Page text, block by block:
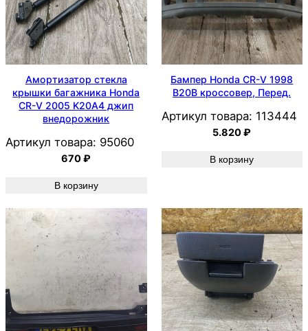
Амортизатор стекла
крышки багажника Honda
CR-V 2005 K20A4 джип
внедорожник
Артикул товара: 95060
670₽
В корзину
Бампер Honda CR-V 1998
B20B кроссовер, Перед.
Артикул товара: 113444
5.820₽
В корзину